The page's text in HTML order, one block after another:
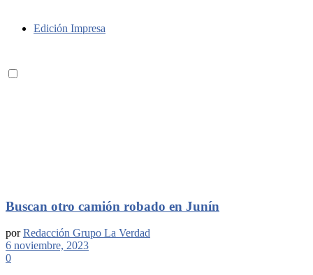
Edición Impresa
Buscan otro camión robado en Junín
por Redacción Grupo La Verdad
6 noviembre, 2023
0